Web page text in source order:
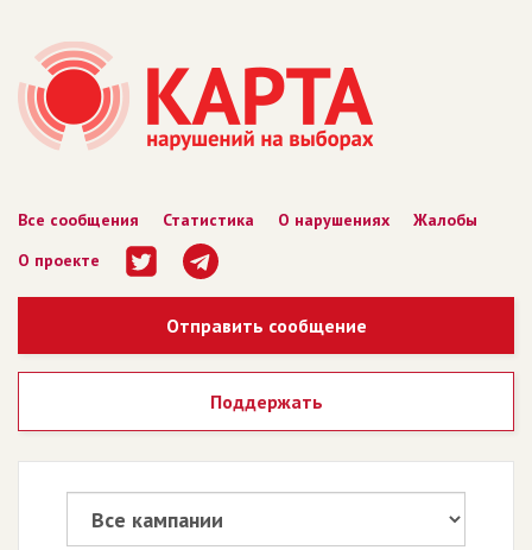
Все сообщения Статистика О нарушениях
Жалобы
О проекте
Отправить сообщение
Поддержать